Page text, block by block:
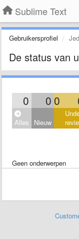
Sublime Text
Gebruikersprofiel
De status van
0 0 0
Alles Nieuw
Geen onderwerpen